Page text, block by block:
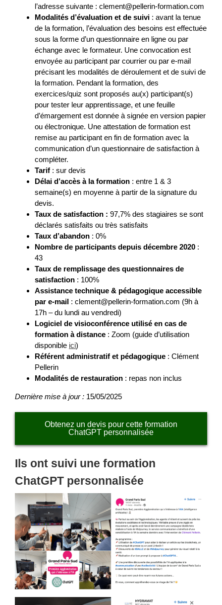
l’adresse suivante : clement@pellerin-formation.com
Modalités d’évaluation et de suivi : avant la tenue
de la formation, l’évaluation des besoins est effectuée
sous la forme d’un questionnaire en ligne ou par
échange avec le formateur. Une convocation est
envoyée au participant par courrier ou par e-mail
précisant les modalités de déroulement et de suivi de
la formation. Pendant la formation, des
exercices/quiz sont proposés au(x) participant(s)
pour tester leur apprentissage, et une feuille
d’émargement est donnée à signée en version papier
ou électronique. Une attestation de formation est
remise au participant en fin de formation avec la
communication d’un questionnaire de satisfaction à
compléter.
Tarif : sur devis
Délai d’accès à la formation : entre 1 & 3
semaine(s) en moyenne à partir de la signature du
devis.
Taux de satisfaction : 97,7% des stagiaires se sont
déclarés satisfaits ou très satisfaits
Taux d’abandon : 0%
Nombre de participants depuis décembre 2020 :
43
Taux de remplissage des questionnaires de
satisfaction : 100%
Assistance technique & pédagogique accessible
par e-mail : clement@pellerin-formation.com (9h à
17h – du lundi au vendredi)
Logiciel de visioconférence utilisé en cas de
formation à distance : Zoom (guide d’utilisation
disponible ici)
Référent administratif et pédagogique : Clément
Pellerin
Modalités de restauration : repas non inclus
Dernière mise à jour : 15/05/2025
Obtenez un devis pour cette formation
ChatGPT personnalisée
Ils ont suivi une formation
ChatGPT personnalisée